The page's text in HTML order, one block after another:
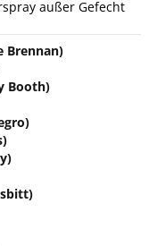
außer Gefecht
Brennan)
Booth)